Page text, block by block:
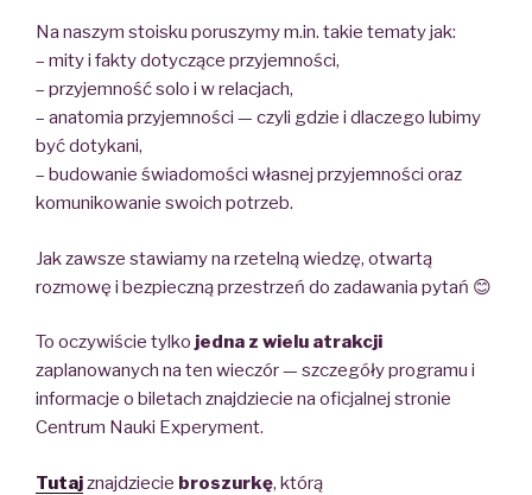
Na naszym stoisku poruszymy m.in. takie tematy jak:
– mity i fakty dotyczące przyjemności,
– przyjemność solo i w relacjach,
– anatomia przyjemności — czyli gdzie i dlaczego lubimy
być dotykani,
– budowanie świadomości własnej przyjemności oraz
komunikowanie swoich potrzeb.
Jak zawsze stawiamy na rzetelną wiedzę, otwartą
rozmowę i bezpieczną przestrzeń do zadawania pytań 😊
To oczywiście tylko jedna z wielu atrakcji
zaplanowanych na ten wieczór — szczegóły programu i
informacje o biletach znajdziecie na oficjalnej stronie
Centrum Nauki Experyment.
Tutajznajdziecie broszurkę, którą